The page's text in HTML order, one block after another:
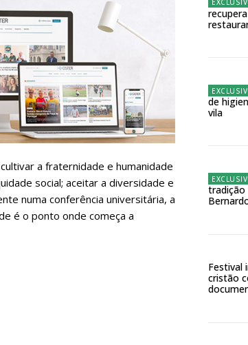
Assinatura
e ajude-nos a manter este serviço público!
os conteúdos exclusivos e versões digitais.
de assinatura desejado:
ASSINATURA
DIGITAL ANUAL
16
Acesso ao conteúdo online
Acesso aos conteúdos Exclusivos
a fraternidade e humanidade
social; aceitar a diversidade e
numa conferência universitária, a
é o ponto onde começa a
de
vila
tradição
Festival
cristão